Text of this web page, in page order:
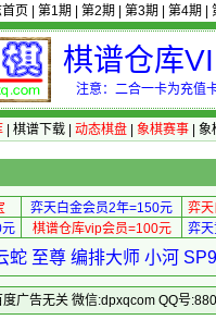
页 第1期 第2期 第3期 第4期
棋谱仓库
注意：二合一卡为充值
| 棋谱下载| 动态棋盘| 象棋赛事| 象
弈天白金会员2年=150元
弈
棋谱仓库vip会员=100元 弈
蛇 至尊 编排大师 小河
广告无关 微信:dpxqcom QQ号